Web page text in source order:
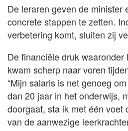
De leraren geven de minister
concrete stappen te zetten.
verbetering komt, sluiten zij
De financiële druk
kwam scherp naar voren
“Mijn salaris is net genoeg
dan 20 jaar in het onderwijs,
doorgaat, sta ik met één voet
van de aanwezige